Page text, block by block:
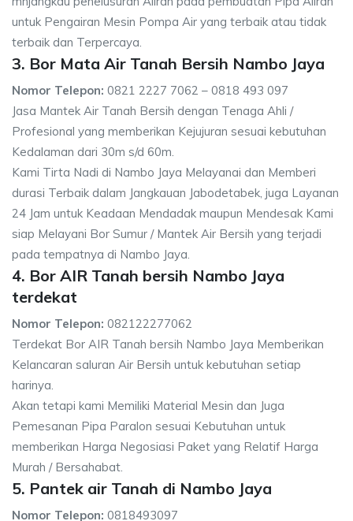
untuk Pengairan Mesin Pompa Air yang terbaik atau tidak
terbaik dan Terpercaya.
3. Bor Mata Air Tanah Bersih Nambo Jaya
Nomor Telepon: 0821 2227 7062 – 0818 493 097
Jasa Mantek Air Tanah Bersih dengan Tenaga Ahli /
Profesional yang memberikan Kejujuran sesuai kebutuhan
Kedalaman dari 30m s/d 60m.
Kami Tirta Nadi di Nambo Jaya Melayanai dan Memberi
durasi Terbaik dalam Jangkauan Jabodetabek, juga Layanan
24 Jam untuk Keadaan Mendadak maupun Mendesak Kami
siap Melayani Bor Sumur / Mantek Air Bersih yang terjadi
pada tempatnya di Nambo Jaya.
4. Bor AIR Tanah bersih Nambo Jaya
terdekat
Nomor Telepon: 082122277062
Terdekat Bor AIR Tanah bersih Nambo Jaya Memberikan
Kelancaran saluran Air Bersih untuk kebutuhan setiap
harinya.
Akan tetapi kami Memiliki Material Mesin dan Juga
Pemesanan Pipa Paralon sesuai Kebutuhan untuk
memberikan Harga Negosiasi Paket yang Relatif Harga
Murah / Bersahabat.
5. Pantek air Tanah di Nambo Jaya
Nomor Telepon: 0818493097